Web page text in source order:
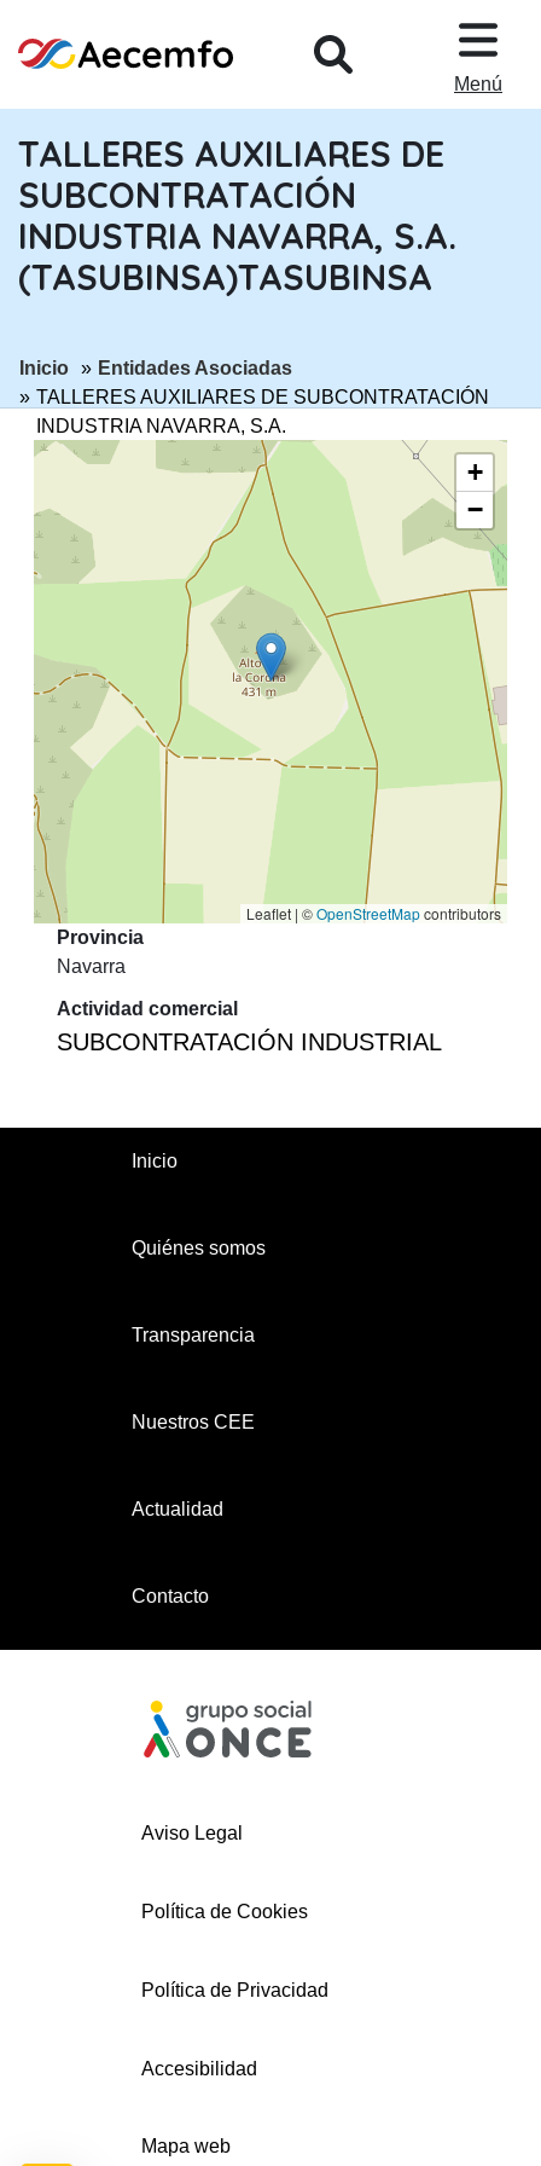
Menú
TALLERES AUXILIARES DE
SUBCONTRATACIÓN
INDUSTRIA NAVARRA, S.A.
(TASUBINSA)TASUBINSA
ir a página:
Inicio ir a página:
Entidades Asociadas
TALLERES AUXILIARES DE SUBCONTRATACIÓN
INDUSTRIA NAVARRA, S.A.
(TASUBINSA)TASUBINSA
+
−
Leaflet | ©OpenStreetMapcontributors
Provincia
Navarra
Actividad comercial
SUBCONTRATACIÓN INDUSTRIAL
Inicio
Quiénes somos
Transparencia
Nuestros CEE
Actualidad
Contacto
Aviso Legal
Política de Cookies
Política de Privacidad
Accesibilidad
Mapa web